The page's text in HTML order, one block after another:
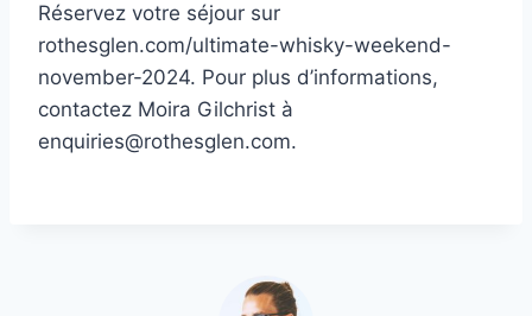
Réservez votre séjour sur
rothesglen.com/ultimate-whisky-weekend-
november-2024. Pour plus d’informations,
contactez Moira Gilchrist à
enquiries@rothesglen.com.